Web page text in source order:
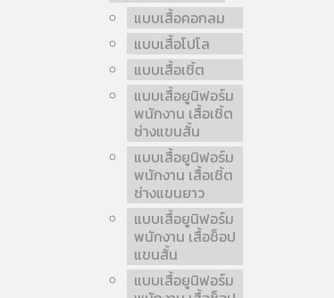
แบบเสื้อคอกลม
แบบเสื้อโปโล
แบบเสื้อเชิ้ต
แบบเสื้อยูนิฟอร์ม
พนักงาน เสื้อเชิ้ต
ช่างแขนสั้น
แบบเสื้อยูนิฟอร์ม
พนักงาน เสื้อเชิ้ต
ช่างแขนยาว
แบบเสื้อยูนิฟอร์ม
พนักงาน เสื้อช็อป
แขนสั้น
แบบเสื้อยูนิฟอร์ม